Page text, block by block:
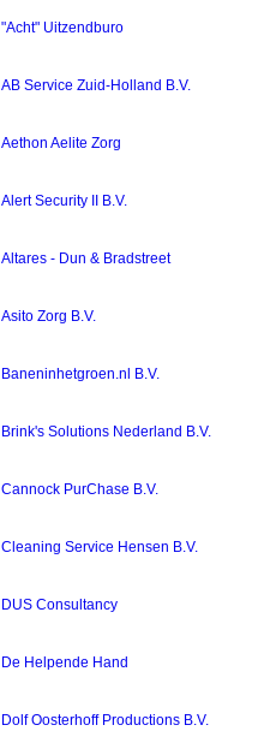
"Acht" Uitzendburo
AB Service Zuid-Holland B.V.
Aethon Aelite Zorg
Alert Security II B.V.
Altares - Dun & Bradstreet
Asito Zorg B.V.
Baneninhetgroen.nl B.V.
Brink's Solutions Nederland B.V.
Cannock PurChase B.V.
Cleaning Service Hensen B.V.
DUS Consultancy
De Helpende Hand
Dolf Oosterhoff Productions B.V.